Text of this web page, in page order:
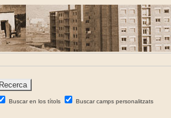
Buscar en los títols
Buscar camps personalitzats